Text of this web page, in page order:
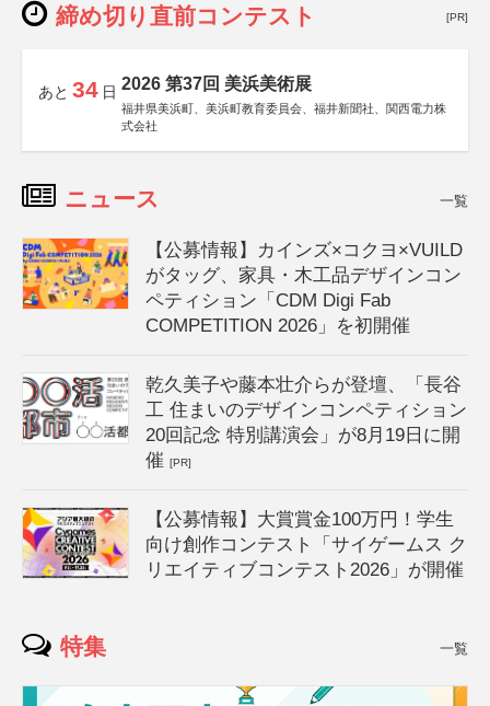
締め切り直前コンテスト [PR]
あと 34 日 2026 第37回 美浜美術展
福井県美浜町、美浜町教育委員会、福井新聞社、関西電力株
式会社
ニュース 一覧
【公募情報】カインズ×コクヨ×VUILD
がタッグ、家具・木工品デザインコン
ペティション「CDM Digi Fab
COMPETITION 2026」を初開催
乾久美子や藤本壮介らが登壇、「長谷
工 住まいのデザインコンペティション
20回記念 特別講演会」が8月19日に開
催[PR]
【公募情報】大賞賞金100万円！学生
向け創作コンテスト「サイゲームス ク
リエイティブコンテスト2026」が開催
特集 一覧